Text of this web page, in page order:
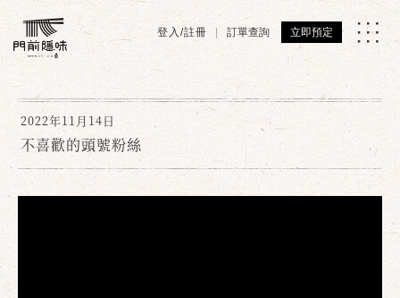
登入/註冊 訂單查詢 立即預定
2022年11月14日
不喜歡的頭號粉絲